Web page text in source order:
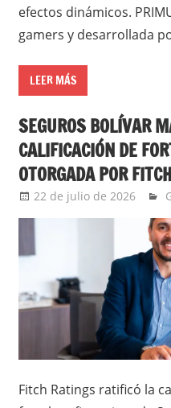
efectos dinámicos.
gamers y desarrollada
LEER MÁS
SEGUROS BOLÍVAR
CALIFICACIÓN DE
OTORGADA POR
22 de julio de 2026
Fitch Ratings ratificó la